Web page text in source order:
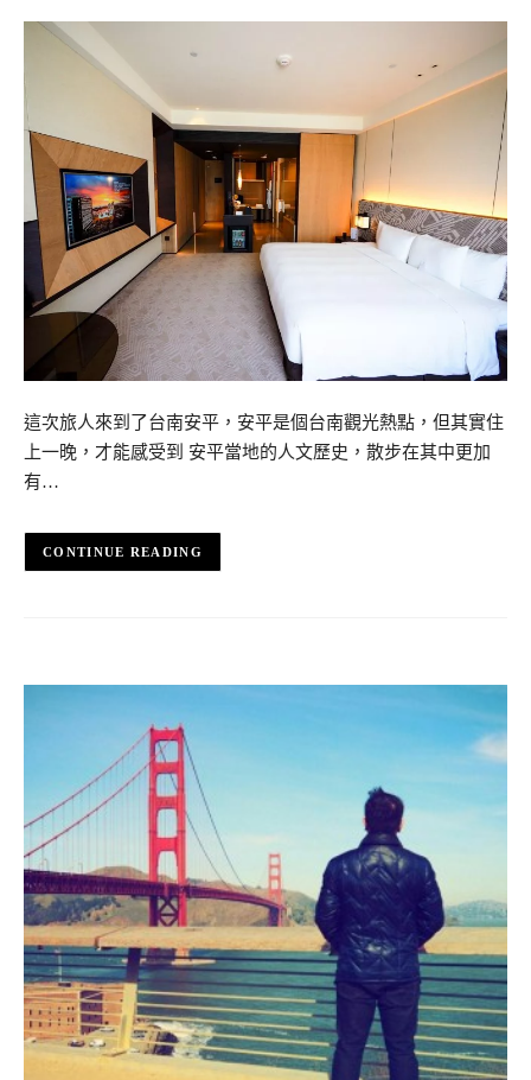
這次旅人來到了台南安平，安平是個台南觀光熱點，但其實住
上一晚，才能感受到 安平當地的人文歷史，散步在其中更加
有…
CONTINUE READING